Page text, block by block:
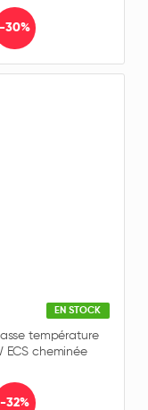
-30%
EN STOCK
température
ECS cheminée
-32%